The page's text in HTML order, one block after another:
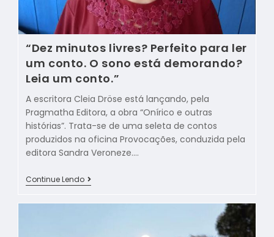
“Dez minutos livres? Perfeito para ler
um conto. O sono está demorando?
Leia um conto.”
A escritora Cleia Dröse está lançando, pela
Pragmatha Editora, a obra “Onírico e outras
histórias”. Trata-se de uma seleta de contos
produzidos na oficina Provocações, conduzida pela
editora Sandra Veroneze.…
Continue Lendo